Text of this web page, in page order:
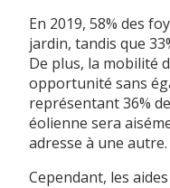
En 2019, 58% des
jardin, tandis que
De plus, la mobilité
opportunité sans
représentant 36%
éolienne sera
adresse à une autre.
C ependant, les